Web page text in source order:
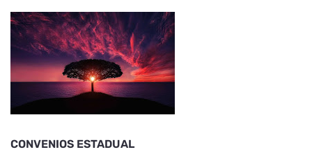
CONVENIOS ESTADUAL